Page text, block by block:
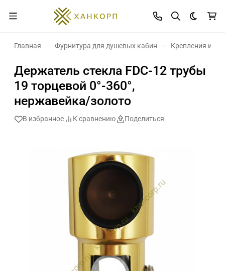
Темная
Главная Фурнитура для душевых кабин Крепления и
Держатель стекла FDC-12 трубы
19 торцевой 0°-360°,
нержавейка/золото
В избранное К сравнению Поделиться